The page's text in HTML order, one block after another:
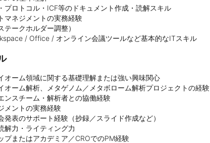
プロトコル・ICF等のドキュメント作成・読解スキル
マネジメントの実務経験
テークホルダー調整）
/ Office / オンライン会議ツールなど基本的なITスキル
オーム領域に関する基礎理解または強い興味関心
オーム解析、メタゲノム／メタボローム解析プロジェクトの経験
ンスチーム・解析者との協働経験
メントの実務経験
発表のサポート経験（抄録／スライド作成など）
解力・ライティング力
プまたはアカデミア／CROでのPM経験